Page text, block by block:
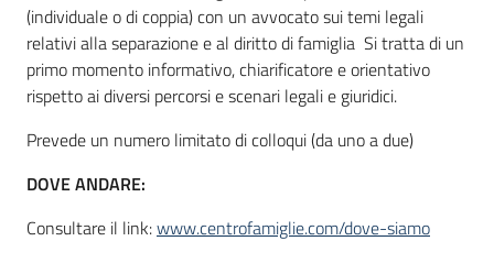
Newsletter
(individuale o di coppia) con un avvocato sui temi legali
relativi alla separazione e al diritto di famiglia Si tratta di un
primo momento informativo, chiarificatore e orientativo
rispetto ai diversi percorsi e scenari legali e giuridici.
Prevede un numero limitato di colloqui (da uno a due)
DOVE ANDARE:
Consultare il link:www.centrofamiglie.com/dove-siamo